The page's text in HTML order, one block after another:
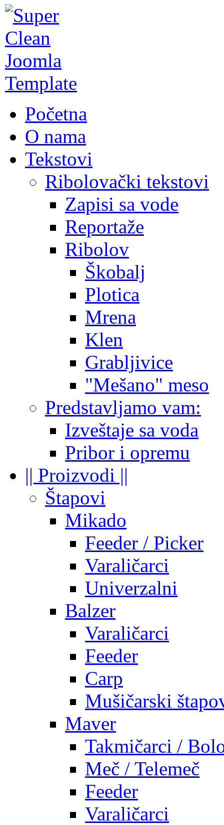
Početna
O nama
Tekstovi
Ribolovački tekstovi
Zapisi sa vode
Reportaže
Ribolov
Škobalj
Plotica
Mrena
Klen
Grabljivice
"Mešano" meso
Predstavljamo vam:
Izveštaje sa voda
Pribor i opremu
|| Proizvodi ||
Štapovi
Mikado
Feeder / Picker
Varaličarci
Univerzalni
Balzer
Varaličarci
Feeder
Carp
Mušičarski
Maver
Takmičarci /
Meč / Telemeč
Feeder
Varaličarci